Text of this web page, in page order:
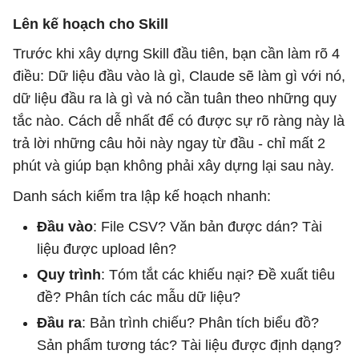
Lên kế hoạch cho Skill
Trước khi xây dựng Skill đầu tiên, bạn cần làm rõ 4
điều: Dữ liệu đầu vào là gì, Claude sẽ làm gì với nó,
dữ liệu đầu ra là gì và nó cần tuân theo những quy
tắc nào. Cách dễ nhất để có được sự rõ ràng này là
trả lời những câu hỏi này ngay từ đầu - chỉ mất 2
phút và giúp bạn không phải xây dựng lại sau này.
Danh sách kiểm tra lập kế hoạch nhanh:
Đầu vào: File CSV? Văn bản được dán? Tài
liệu được upload lên?
Quy trình: Tóm tắt các khiếu nại? Đề xuất tiêu
đề? Phân tích các mẫu dữ liệu?
Đầu ra: Bản trình chiếu? Phân tích biểu đồ?
Sản phẩm tương tác? Tài liệu được định dạng?